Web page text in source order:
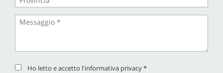
Ho letto e accetto l'informativa privacy*